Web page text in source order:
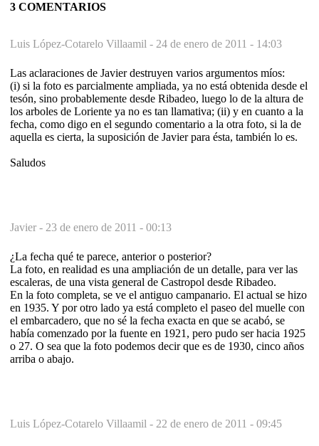
3 COMENTARIOS
Luis López-Cotarelo Villaamil - 24 de enero de 2011 - 14:03
Las aclaraciones de Javier destruyen varios argumentos míos:
(i) si la foto es parcialmente ampliada, ya no está obtenida desde el
tesón, sino probablemente desde Ribadeo, luego lo de la altura de
los arboles de Loriente ya no es tan llamativa; (ii) y en cuanto a la
fecha, como digo en el segundo comentario a la otra foto, si la de
aquella es cierta, la suposición de Javier para ésta, también lo es.
Saludos
Javier - 23 de enero de 2011 - 00:13
¿La fecha qué te parece, anterior o posterior?
La foto, en realidad es una ampliación de un detalle, para ver las
escaleras, de una vista general de Castropol desde Ribadeo.
En la foto completa, se ve el antiguo campanario. El actual se hizo
en 1935. Y por otro lado ya está completo el paseo del muelle con
el embarcadero, que no sé la fecha exacta en que se acabó, se
había comenzado por la fuente en 1921, pero pudo ser hacia 1925
o 27. O sea que la foto podemos decir que es de 1930, cinco años
arriba o abajo.
Luis López-Cotarelo Villaamil - 22 de enero de 2011 - 09:45